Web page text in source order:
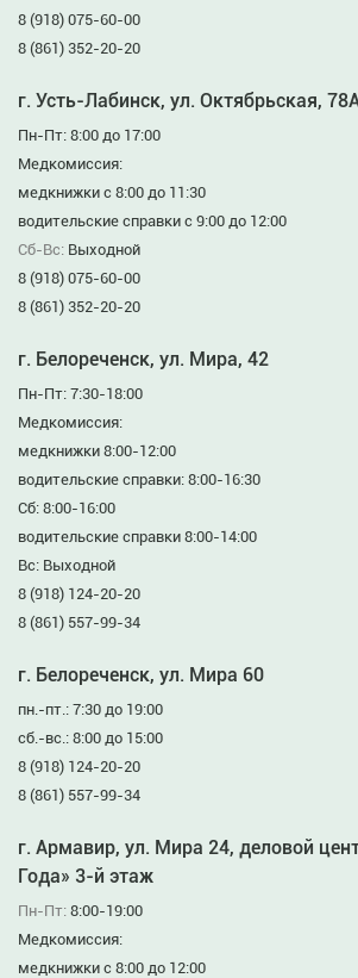
8 (918) 075-60-00
8 (861) 352-20-20
г. Усть-Лабинск, ул. Октябрьская,
Пн-Пт: 8:00 до 17:00
Медкомиссия:
медкнижки с 8:00 до 11:30
водительские справки с 9:00 до 12:00
Сб-Вс: Выходной
8 (918) 075-60-00
8 (861) 352-20-20
г. Белореченск, ул. Мира, 42
Пн-Пт: 7:30-18:00
Медкомиссия:
медкнижки 8:00-12:00
водительские справки: 8:00-16:30
Сб: 8:00-16:00
водительские справки 8:00-14:00
Вс: Выходной
8 (918) 124-20-20
8 (861) 557-99-34
г. Белореченск, ул. Мира 60
пн.-пт.: 7:30 до 19:00
сб.-вс.: 8:00 до 15:00
8 (918) 124-20-20
8 (861) 557-99-34
г. Армавир, ул. Мира 24, деловой
Года» 3-й этаж
Пн-Пт: 8:00-19:00
Медкомиссия:
медкнижки с 8:00 до 12:00